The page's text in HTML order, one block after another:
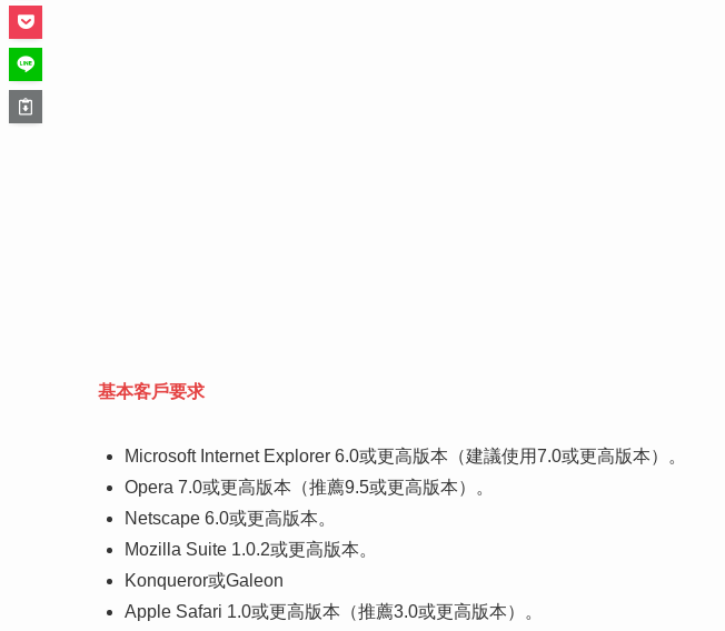
基本客戶要求
Microsoft Internet Explorer 6.0或更高版本（建議使用7.0或更高版本）。
Opera 7.0或更高版本（推薦9.5或更高版本）。
Netscape 6.0或更高版本。
Mozilla Suite 1.0.2或更高版本。
Konqueror或Galeon
Apple Safari 1.0或更高版本（推薦3.0或更高版本）。